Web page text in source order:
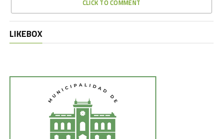
CLICK TO COMMENT
LIKEBOX